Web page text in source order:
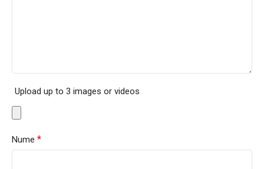
Upload up to 3 images or videos
Nume *